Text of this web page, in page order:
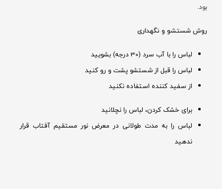
بود.
روش شستشو و نگهداری
لباس را با آب سرد (30 درجه) بشویید
لباس را قبل از شستشو پشت و رو کنید
از سفید کننده استفاده نکنید
برای خشک کردن، لباس را نچلانید
لباس را به مدت طولانی در معرض نور مستقیم آفتاب قرار
ندهید